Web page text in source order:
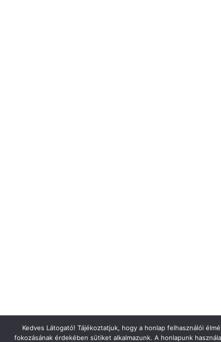
Kedves Látogató! Tájékoztatjuk, hogy a honlap felhasználói
fokozásának érdekében sütiket alkalmazunk. A honlapunk